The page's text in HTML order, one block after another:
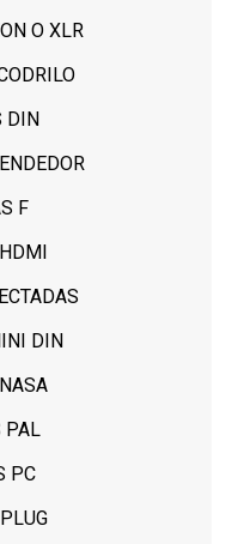
O XLR
DIN
F
DIN
PAL
PC